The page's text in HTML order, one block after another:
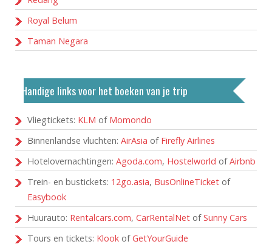
Royal Belum
Taman Negara
Handige links voor het boeken van je trip
Vliegtickets: KLM of Momondo
Binnenlandse vluchten: AirAsia of Firefly Airlines
Hotelovernachtingen: Agoda.com, Hostelworld ofAirbnb
Trein- en bustickets: 12go.asia, BusOnlineTicket of
Easybook
Huurauto: Rentalcars.com, CarRentalNet ofSunny Cars
Tours en tickets: Klook ofGetYourGuide